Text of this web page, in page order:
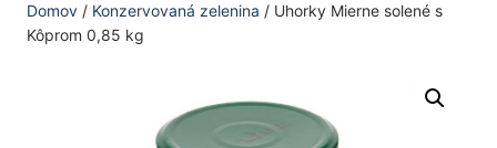
Domov / Konzervovaná zelenina / Uhorky Mierne solené s
Kôprom 0,85 kg